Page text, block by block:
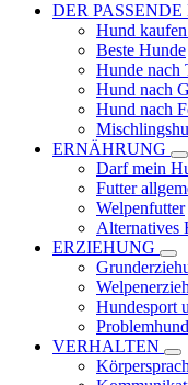
DER
Hund
Beste Hunde
Hunde nach
Hund nach
Hund nach
ERNÄHRUNG
Darf mein
Futter
Welpenfutter
Alternatives
ERZIEHUNG
Hundesport
Problemhund
VERHALTEN